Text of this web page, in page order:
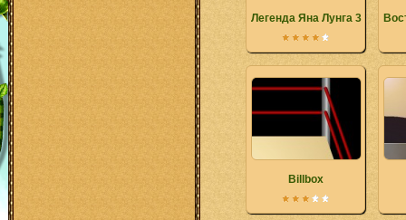
Легенда Яна Лунга 3
Billbox